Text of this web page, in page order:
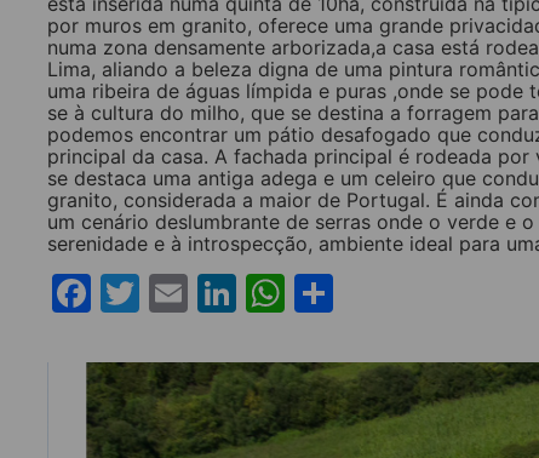
por muros em granito, oferece uma grande
numa zona densamente arborizada,a casa está
Lima, aliando a beleza digna de uma pintura
uma ribeira de águas límpida e puras ,onde se
se à cultura do milho, que se destina a forragem
podemos encontrar um pátio desafogado que
principal da casa. A fachada principal é rodeada
se destaca uma antiga adega e um celeiro que
granito, considerada a maior de Portugal. É ainda
um cenário deslumbrante de serras onde o verde e
serenidade e à introspecção, ambiente ideal para
Facebook
Twitter
EmailLinkedIn
WhatsApp